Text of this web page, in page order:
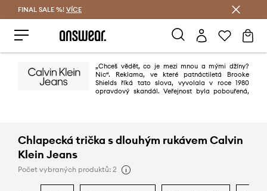
FINAL SALE %! VÍCE
„Chceš vědět, co je mezi mnou a mými džíny?
Nic“. Reklama, ve které patnáctiletá Brooke
Shields říká tato slova, vyvolala v roce 1980
opravdový skandál. Veřejnost byla pobouřená,
Chlapecká trička s dlouhým rukávem Calvin
Klein Jeans
Počet vybraných produktů: 2